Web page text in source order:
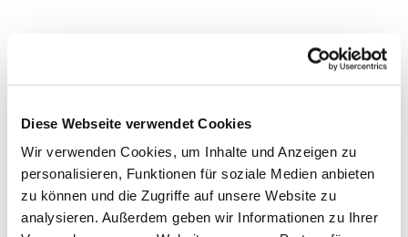
Diese Webseite verwendet Cookies
Wir verwenden Cookies, um Inhalte und Anzeigen zu
personalisieren, Funktionen für soziale Medien anbieten
zu können und die Zugriffe auf unsere Website zu
analysieren. Außerdem geben wir Informationen zu Ihrer